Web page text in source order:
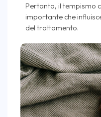
Pertanto, il tempismo
importante che
del trattamento.